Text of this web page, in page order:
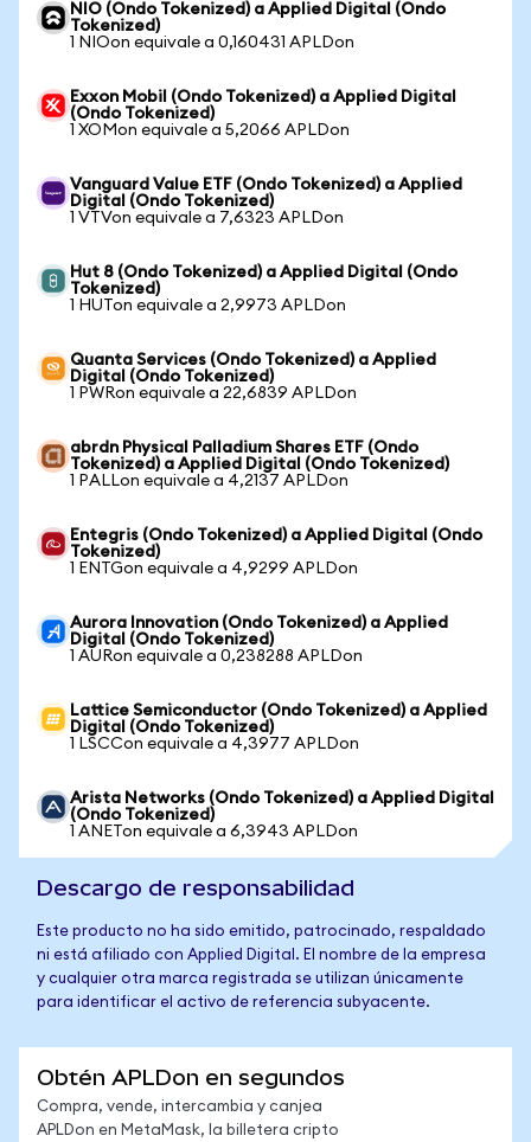
NIO (Ondo Tokenized) a Applied Digital (Ondo
Tokenized)
1 NIOon equivale a 0,160431 APLDon
Exxon Mobil (Ondo Tokenized) a Applied Digital
(Ondo Tokenized)
1 XOMon equivale a 5,2066 APLDon
Vanguard Value ETF (Ondo Tokenized) a Applied
Digital (Ondo Tokenized)
1 VTVon equivale a 7,6323 APLDon
Hut 8 (Ondo Tokenized) a Applied Digital (Ondo
Tokenized)
1 HUTon equivale a 2,9973 APLDon
Quanta Services (Ondo Tokenized) a Applied
Digital (Ondo Tokenized)
1 PWRon equivale a 22,6839 APLDon
abrdn Physical Palladium Shares ETF (Ondo
Tokenized) a Applied Digital (Ondo Tokenized)
1 PALLon equivale a 4,2137 APLDon
Entegris (Ondo Tokenized) a Applied Digital (Ondo
Tokenized)
1 ENTGon equivale a 4,9299 APLDon
Aurora Innovation (Ondo Tokenized) a Applied
Digital (Ondo Tokenized)
1 AURon equivale a 0,238288 APLDon
Lattice Semiconductor (Ondo Tokenized) a Applied
Digital (Ondo Tokenized)
1 LSCCon equivale a 4,3977 APLDon
Arista Networks (Ondo Tokenized) a Applied Digital
(Ondo Tokenized)
1 ANETon equivale a 6,3943 APLDon
Descargo de responsabilidad
Este producto no ha sido emitido, patrocinado, respaldado
ni está afiliado con Applied Digital. El nombre de la empresa
y cualquier otra marca registrada se utilizan únicamente
para identificar el activo de referencia subyacente.
Obtén APLDon en segundos
Compra, vende, intercambia y canjea
APLDon en MetaMask, la billetera cripto